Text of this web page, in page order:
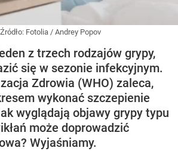
Źródło: Fotolia / Andrey Popov
z trzech rodzajów grypy,
się w sezonie infekcyjnym.
Zdrowia (WHO) zaleca,
wykonać szczepienie
wyglądają objawy grypy typu
może doprowadzić
Wyjaśniamy.